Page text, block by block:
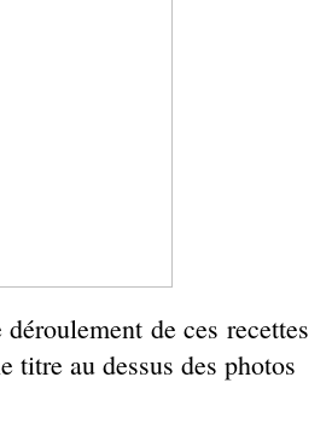
de ces recettes
titre au dessus des photos